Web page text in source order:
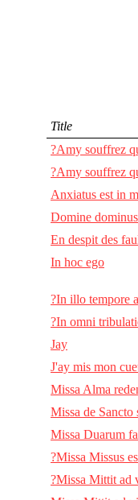
Title
?Amy souffrez
?Amy souffrez
Anxiatus est in
Domine
En despit des
In hoc ego
?In illo tempore
?In omni
Jay
J'ay mis mon
Missa Alma
Missa de Sancto
Missa Duarum
?Missa Missus
?Missa Mittit ad